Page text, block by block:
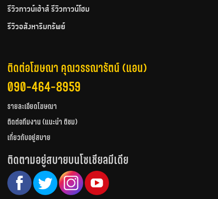
รีวิวทาวน์เฮ้าส์ รีวิวทาวน์โฮม
รีวิวอสังหาริมทรัพย์
ติดต่อโฆษณา คุณวรรณารัตน์ (แอน)
090-464-8959
รายละเอียดโฆษณา
ติดต่อทีมงาน (แนะนำ ติชม)
เกี่ยวกับอยู่สบาย
ติดตามอยู่สบายบนโซเชียลมีเดีย